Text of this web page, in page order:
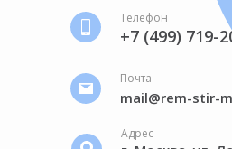
Телефон
+7 (499) 719-
Адрес
mail@rem-stir-
Почта